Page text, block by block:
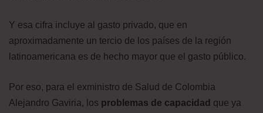
Y esa cifra incluye al gasto privado, que en
aproximadamente un tercio de los países de la región
latinoamericana es de hecho mayor que el gasto público.
Por eso, para el exministro de Salud de Colombia
Alejandro Gaviria, los problemas de capacidad que ya